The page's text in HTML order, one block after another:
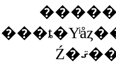
Ź�ޤ��ȼ��Ǥ�äƤ륪